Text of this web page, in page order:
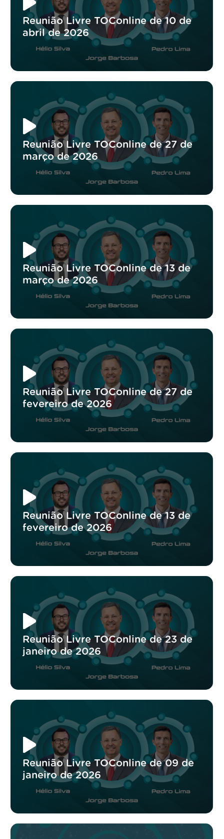
Reunião Livre TOConline de 10 de
abril de 2026
Reunião Livre TOConline de 27 de
março de 2026
Reunião Livre TOConline de 13 de
março de 2026
Reunião Livre TOConline de 27 de
fevereiro de 2026
Reunião Livre TOConline de 13 de
fevereiro de 2026
Reunião Livre TOConline de 23 de
janeiro de 2026
Reunião Livre TOConline de 09 de
janeiro de 2026